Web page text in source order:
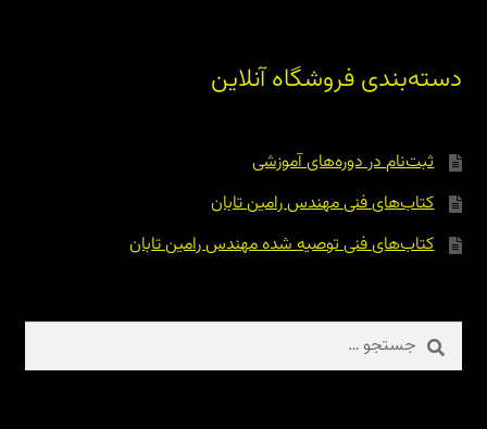
دسته‌بندی فروشگاه آنلاین
ثبت‌نام در دوره‌های آموزشی
کتاب‌های فنی مهندس رامین تابان
کتاب‌های فنی توصیه شده مهندس رامین تابان
جستجو
برای: